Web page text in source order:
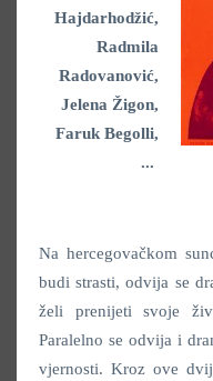
Hajdarhodžić,
Radmila
Radovanović,
Jelena Žigon,
Faruk Begolli,
...
Na hercegovačkom
budi strasti, odvija se
želi prenijeti svoje
Paralelno se odvija i
vjernosti. Kroz ove